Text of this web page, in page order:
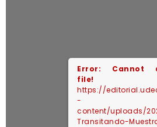
Error: Cannot
file!
https://
-
content/uploads/
Transitando-